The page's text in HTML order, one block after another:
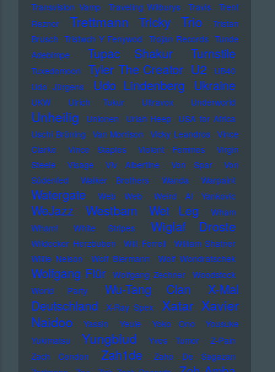
Transvision Vamp
Traveling Wilburys Travis
Trent
Reznor
Trettmann Tricky Trio
Tristan
Brusch Tristwch Y Fenywod Trojan Records Tunde
Adebimpe
Tupac Shakur Turnstile
Tuxedomoon Tyler The Creator U2
UB40
Udo Jürgens
Udo Lindenberg Ukraine
UKW Ulrich Tukur Ultravox Underworld
Unheilig Unionen Uriah Heep
USA for Africa
Uschi Brüning Van Morrison Vicky Leandros Vince
Clarke
Vince Staples Violent Femmes
Virgin
Steele
Visage Viv Albertine Von Spar
Von
Südenfed
Walker Brothers Wanda Warpaint
Watergate Web Web Weird Al Yankovic
WeJazz Westbam Wet Leg
Wham
Wham!
White Stripes Wiglaf Droste
Wildecker Herzbuben Will Ferrell
William Shatner
Willie Nelson
Wolf Biermann Wolf Wondratschek
Wolfgang Flür Wolfgang Zechner
Woodstock
World Party
Wu-Tang Clan
X-Mal
Deutschland
X-Ray Spex Xatar Xavier
Naidoo
Yassin Yeule Yoko Ono
Yousuke
Yukimatsu
Yungblud Yves Tumor
Z-Pain
Zach Condon
Zah1de
Zaho De Sagazan